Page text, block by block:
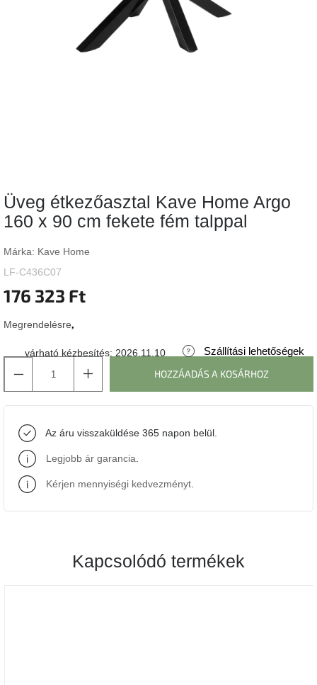
gyűjtemény
Home
gyűjtemény
Richmond
gyűjtemény
line
Tenzo
Ame
Yens
Szezonális
Üveg étkezőasztal Kave Home Argo
160 x 90 cm fekete fém talppal
Márka: Kave Home
LF-C436C07
176 323 Ft
Megrendelésre
várható kézbesítés: 2026.11.10
Szállítási lehetőségek
HOZZÁADÁS A KOSÁRHOZ
Az áru visszaküldése 365 napon belül.
Legjobb ár garancia
Kérjen mennyiségi kedvezményt
Kapcsolódó termékek